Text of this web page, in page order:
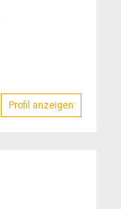
Profil anzeigen